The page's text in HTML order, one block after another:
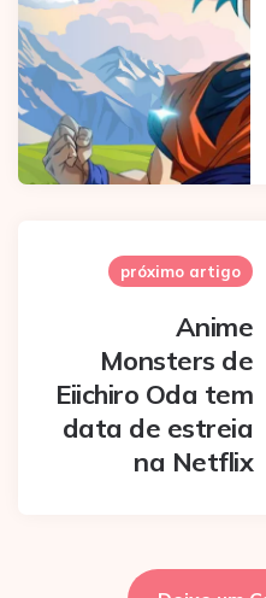
próximo artigo
Anime
Monsters de
Eiichiro Oda tem
data de estreia
na Netflix